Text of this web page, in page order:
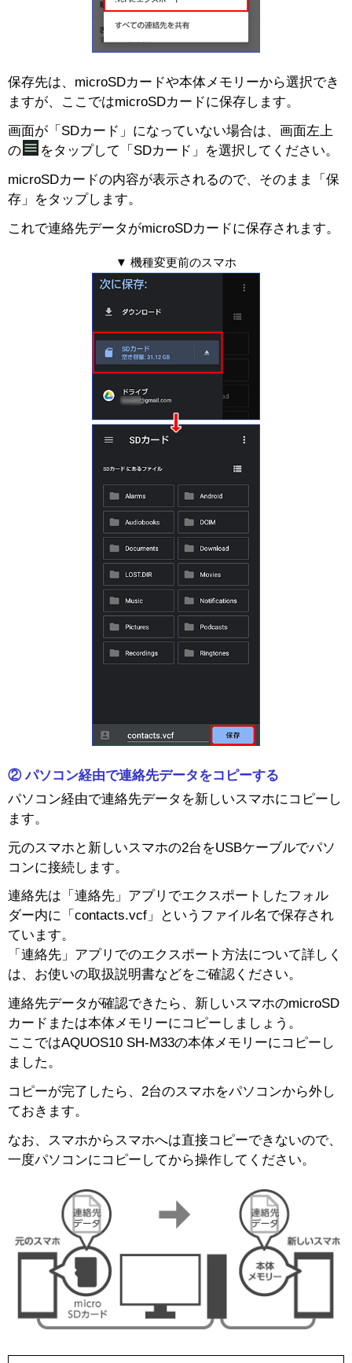
ルーター / 電話ユニット
タブレット / その他
AQUOSをもっと知る
保存先は、microSDカードや本体メモリーから選択でき
ますが、ここではmicroSDカードに保存します。
画面が「SDカード」になっていない場合は、画面左上
の
をタップして「SDカード」を選択してください。
microSDカードの内容が表示されるので、そのまま「保
存」をタップします。
これで連絡先データがmicroSDカードに保存されます。
▼ 機種変更前のスマホ
② パソコン経由で連絡先データをコピーする
パソコン経由で連絡先データを新しいスマホにコピーし
ます。
元のスマホと新しいスマホの2台をUSBケーブルでパソ
コンに接続します。
連絡先は「連絡先」アプリでエクスポートしたフォル
ダー内に「contacts.vcf」というファイル名で保存され
ています。
「連絡先」アプリでのエクスポート方法について詳しく
は、お使いの取扱説明書などをご確認ください。
連絡先データが確認できたら、新しいスマホのmicroSD
カードまたは本体メモリーにコピーしましょう。
ここではAQUOS10 SH-M33の本体メモリーにコピーし
ました。
コピーが完了したら、2台のスマホをパソコンから外し
ておきます。
なお、スマホからスマホへは直接コピーできないので、
一度パソコンにコピーしてから操作してください。